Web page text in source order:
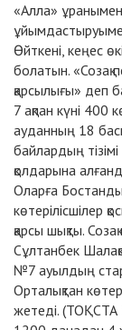
«Алла»
Өйткені, кеңес
болатын. «Созақ
қарсылығы» деп
7 ақпан күні 400
ауданның 18
байлардың
қолдарына
Оларға
көтерілісшілер
қарсы шықты.
Сұлтанбек
№7 ауылдың
Орталықтан
жетеді. (ТОҚСТА